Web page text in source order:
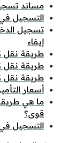
مساند
التسجيل في
تسجيل
إيفاء
طريقة نقل
طريقة نقل
طريقة نقل
أسعار
ما هي
قوى؟
التسجيل في